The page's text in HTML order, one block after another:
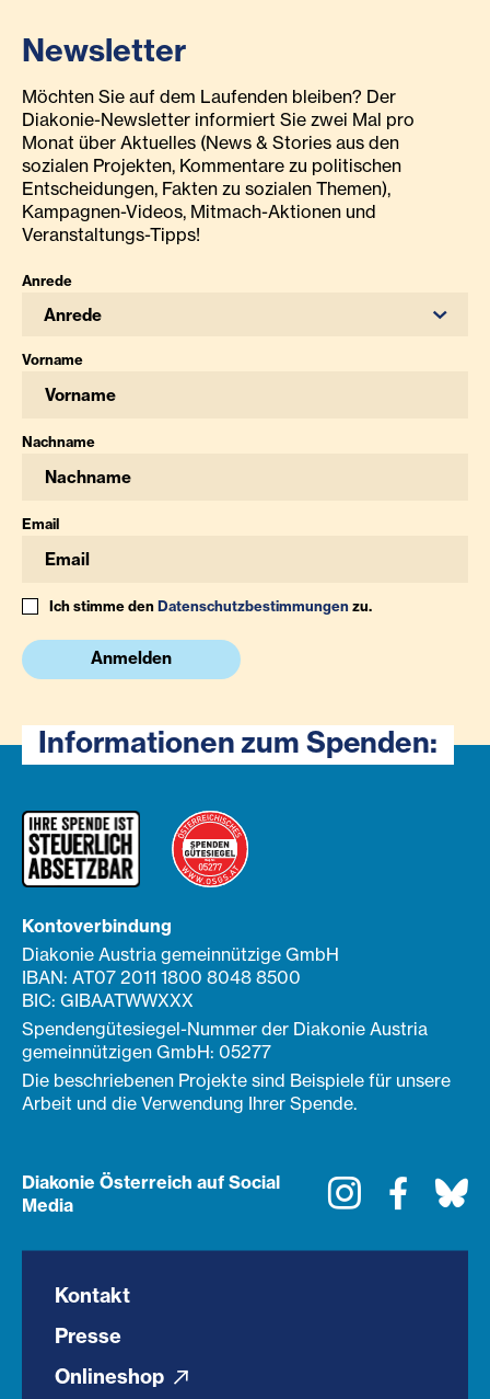
Newsletter
Möchten Sie auf dem Laufenden bleiben? Der
Diakonie-Newsletter informiert Sie zwei Mal pro
Monat über Aktuelles (News & Stories aus den
sozialen Projekten, Kommentare zu politischen
Entscheidungen, Fakten zu sozialen Themen),
Kampagnen-Videos, Mitmach-Aktionen und
Veranstaltungs-Tipps!
Anrede
Anrede
Vorname
Nachname
Email
Ich stimme denDatenschutzbestimmungenzu.
Anmelden
Informationen zum Spenden:
Kontoverbindung
Diakonie Austria gemeinnützige GmbH
IBAN: AT07 2011 1800 8048 8500
BIC: GIBAATWWXXX
Spendengütesiegel-Nummer der Diakonie Austria
gemeinnützigen GmbH: 05277
Die beschriebenen Projekte sind Beispiele für unsere
Arbeit und die Verwendung Ihrer Spende.
Diakonie Österreich auf Social
Media
Instagram
Kontakt
Presse
Onlineshop